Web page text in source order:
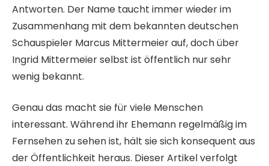
Antworten. Der Name taucht immer wieder im
Zusammenhang mit dem bekannten deutschen
Schauspieler Marcus Mittermeier auf, doch über
Ingrid Mittermeier selbst ist öffentlich nur sehr
wenig bekannt.
Genau das macht sie für viele Menschen
interessant. Während ihr Ehemann regelmäßig im
Fernsehen zu sehen ist, hält sie sich konsequent aus
der Öffentlichkeit heraus. Dieser Artikel verfolgt